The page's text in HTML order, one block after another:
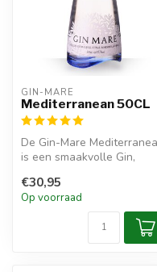
GIN-MARE
Mediterranean 50CL
De Gin-Mare
is een smaakvolle Gin,
zoals ...
€30,95
Op voorraad